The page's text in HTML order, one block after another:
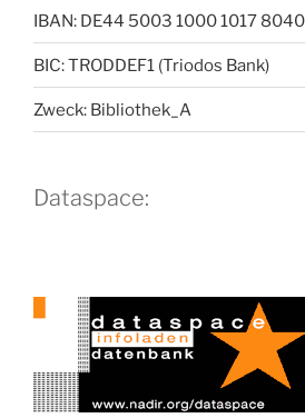
IBAN: DE44 5003 1000 1017
BIC: TRODDEF1 (Triodos Bank)
Zweck: Bibliothek_A
Dataspace: